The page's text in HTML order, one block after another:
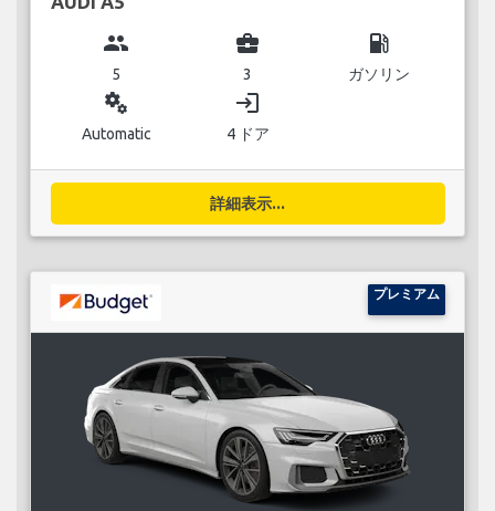
group
5
business_center
3
local_gas_station
ガソリン
miscellaneous_services
Automatic
login
4 ドア
詳細表示...
プレミアム